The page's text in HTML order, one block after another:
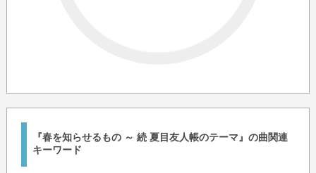
『春を知らせるもの ～ 続 夏目友人帳のテーマ』の曲関連
キーワード